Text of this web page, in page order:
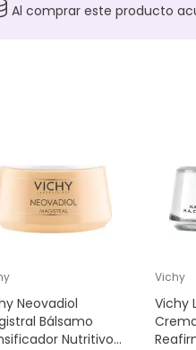
Al comprar este producto
Neovadiol
Bálsamo
Nutritivo
Vichy
Vichy